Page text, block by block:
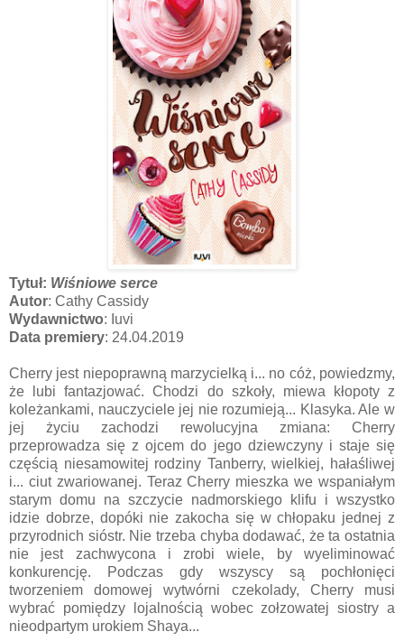
Tytuł: Wiśniowe serce
Autor: Cathy Cassidy
Wydawnictwo: Iuvi
Data premiery: 24.04.2019
Cherry jest niepoprawną marzycielką i... no cóż, powiedzmy,
że lubi fantazjować. Chodzi do szkoły, miewa kłopoty z
koleżankami, nauczyciele jej nie rozumieją... Klasyka. Ale w
jej życiu zachodzi rewolucyjna zmiana: Cherry
przeprowadza się z ojcem do jego dziewczyny i staje się
częścią niesamowitej rodziny Tanberry, wielkiej, hałaśliwej
i... ciut zwariowanej. Teraz Cherry mieszka we wspaniałym
starym domu na szczycie nadmorskiego klifu i wszystko
idzie dobrze, dopóki nie zakocha się w chłopaku jednej z
przyrodnich sióstr. Nie trzeba chyba dodawać, że ta ostatnia
nie jest zachwycona i zrobi wiele, by wyeliminować
konkurencję. Podczas gdy wszyscy są pochłonięci
tworzeniem domowej wytwórni czekolady, Cherry musi
wybrać pomiędzy lojalnością wobec zołzowatej siostry a
nieodpartym urokiem Shaya...